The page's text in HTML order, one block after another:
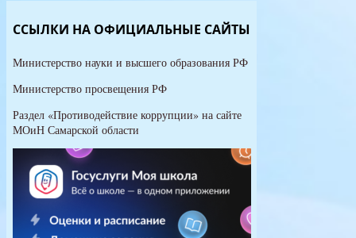
ССЫЛКИ НА ОФИЦИАЛЬНЫЕ САЙТЫ
Министерство науки и высшего образования РФ
Министерство просвещения РФ
Раздел «Противодействие коррупции» на сайте
МОиН Самарской области